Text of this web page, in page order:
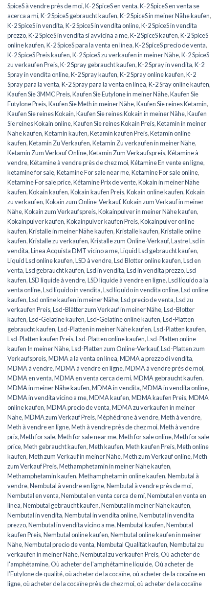
SpiceS à vendre près de moi,K-2 SpiceS en venta,K-2 SpiceS en venta se
acerca a mí,K-2 SpiceS gebraucht kaufen,K-2 SpiceS in meiner Nähe kaufen,
K-2 SpiceS in vendita,K-2 SpiceS in vendita online,K-2 SpiceS in vendita
prezzo,K-2 SpiceS in vendita si avvicina a me,K-2 SpiceS kaufen,K-2 SpiceS
online kaufen,K-2 SpiceS para la venta en línea,K-2 SpiceS precio de venta,
K-2 SpiceS Preis kaufen,K-2 SpiceS zu verkaufen in meiner Nähe,K-2 SpiceS
zu verkaufen Preis,K-2 Spray gebraucht kaufen,K-2 Spray in vendita,K-2
Spray in vendita online,K-2 Spray kaufen,K-2 Spray online kaufen,K-2
Spray para la venta,K-2 Spray para la venta en línea,K-2 Sray online kaufen,
Kaufen Sie 3MMC Preis,Kaufen Sie Eutylone in meiner Nähe,Kaufen Sie
Eutylone Preis,Kaufen Sie Meth in meiner Nähe,Kaufen Sie reines Ketamin,
Kaufen Sie reines Kokain,Kaufen Sie reines Kokain in meiner Nähe,Kaufen
Sie reines Kokain online,Kaufen Sie reines Kokain Preis,Ketamin in meiner
Nähe kaufen,Ketamin kaufen,Ketamin kaufen Preis,Ketamin online
kaufen,Ketamin Zu Verkaufen,Ketamin Zu verkaufen in meiner Nähe,
Ketamin Zum Verkauf Online,Ketamin Zum Verkaufspreis,Kétamine à
vendre,Kétamine à vendre près de chez moi,Kétamine En vente en ligne,
ketamine for sale,Ketamine For sale near me,Ketamine For sale online,
Ketamine For sale price,Kétamine Prix de vente,Kokain in meiner Nähe
kaufen,Kokain kaufen,Kokain kaufen Preis,Kokain online kaufen,Kokain
zu verkaufen,Kokain zum Online-Verkauf,Kokain zum Verkauf in meiner
Nähe,Kokain zum Verkaufspreis,Kokainpulver in meiner Nähe kaufen,
Kokainpulver kaufen,Kokainpulver kaufen Preis,Kokainpulver online
kaufen,Kristalle in meiner Nähe kaufen,Kristalle kaufen,Kristalle online
kaufen,Kristalle zu verkaufen,Kristalle zum Online-Verkauf,Lastre Lsd in
vendita,Linea Acquista DMT vicino a me,Liquid Lsd gebraucht kaufen,
Liquid Lsd online kaufen,LSD à vendre,Lsd Blotter online kaufen,Lsd en
venta,Lsd gebraucht kaufen,Lsd in vendita,Lsd in vendita prezzo,Lsd
kaufen,LSD liquide à vendre,LSD liquide à vendre en ligne,Lsd líquido a la
venta online,Lsd liquido in vendita,Lsd liquido in vendita online,Lsd online
kaufen,Lsd online kaufen in meiner Nähe,Lsd precio de venta,Lsd zu
verkaufen Preis,Lsd-Blätter zum Verkauf in meiner Nähe,Lsd-Blotter
kaufen,Lsd-Gelatine kaufen,Lsd-Gelatine online kaufen,Lsd-Platten
gebraucht kaufen,Lsd-Platten in meiner Nähe kaufen,Lsd-Platten kaufen,
Lsd-Platten kaufen Preis,Lsd-Platten online kaufen,Lsd-Platten online
kaufen In meiner Nähe,Lsd-Platten zum Online-Verkauf,Lsd-Platten zum
Verkaufspreis,MDMA a la venta en línea,MDMA a prezzo di vendita,
MDMA à vendre,MDMA à vendre en ligne,MDMA à vendre près de moi,
MDMA en venta,MDMA en venta cerca de mí,MDMA gebraucht kaufen,
MDMA in meiner Nähe kaufen,MDMA in vendita,MDMA in vendita online,
MDMA in vendita vicino a me,MDMA kaufen,MDMA kaufen Preis,MDMA
online kaufen,MDMA precio de venta,MDMA zu verkaufen in meiner
Nähe,MDMA zum Verkauf Preis,Méphédrone à vendre,Meth à vendre,
Meth à vendre en ligne,Meth à vendre près de chez moi,Meth à vendre
prix,Meth for sale,Meth for sale near me,Meth for sale online,Meth for sale
price,Meth gebraucht kaufen,Meth kaufen,Meth kaufen Preis,Meth online
kaufen,Meth zum Verkauf in meiner Nähe,Meth zum Verkauf online,Meth
zum Verkauf Preis,Methamphetamin in meiner Nähe kaufen,
Methamphetamin kaufen,Methamphetamin online kaufen,Nembutal à
vendre,Nembutal à vendre en ligne,Nembutal à vendre près de moi,
Nembutal en venta,Nembutal en venta cerca de mí,Nembutal en venta en
línea,Nembutal gebraucht kaufen,Nembutal in meiner Nähe kaufen,
Nembutal in vendita,Nembutal in vendita online,Nembutal in vendita
prezzo,Nembutal in vendita vicino a me,Nembutal kaufen,Nembutal
kaufen Preis,Nembutal online kaufen,Nembutal online kaufen in meiner
Nähe,Nembutal precio de venta,Nembutal Qualität kaufen,Nembutal zu
verkaufen in meiner Nähe,Nembutal zu verkaufen Preis,Où acheter de
l'amphétamine,Où acheter de l'amphétamine liquide,Où acheter de
l’Eutylone de qualité,où acheter de la cocaïne,où acheter de la cocaïne en
ligne,où acheter de la cocaïne près de chez moi,où acheter de la cocaïne